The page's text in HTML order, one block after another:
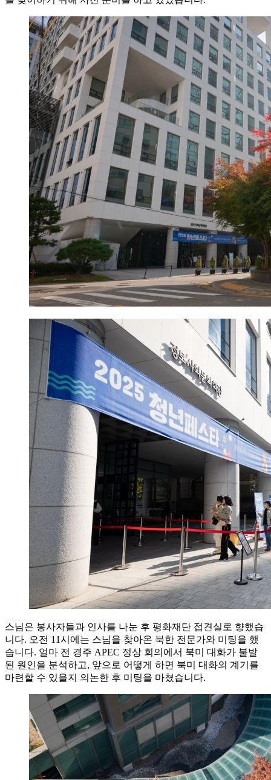
스님은 봉사자들과 인사를 나눈 후 평화재단 접견실로 향했습
니다. 오전 11시에는 스님을 찾아온 북한 전문가와 미팅을 했
습니다. 얼마 전 경주 APEC 정상 회의에서 북미 대화가 불발
된 원인을 분석하고, 앞으로 어떻게 하면 북미 대화의 계기를
마련할 수 있을지 의논한 후 미팅을 마쳤습니다.